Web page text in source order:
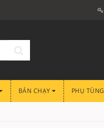
BÁN CHẠY PHỤ TÙNG